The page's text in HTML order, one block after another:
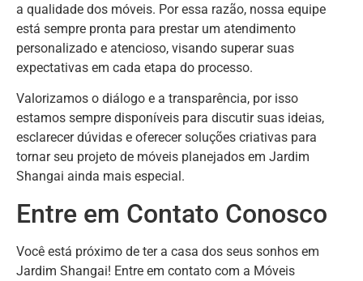
a qualidade dos móveis. Por essa razão, nossa equipe
está sempre pronta para prestar um atendimento
personalizado e atencioso, visando superar suas
expectativas em cada etapa do processo.
Valorizamos o diálogo e a transparência, por isso
estamos sempre disponíveis para discutir suas ideias,
esclarecer dúvidas e oferecer soluções criativas para
tornar seu projeto de móveis planejados em Jardim
Shangai ainda mais especial.
Entre em Contato Conosco
Você está próximo de ter a casa dos seus sonhos em
Jardim Shangai! Entre em contato com a Móveis